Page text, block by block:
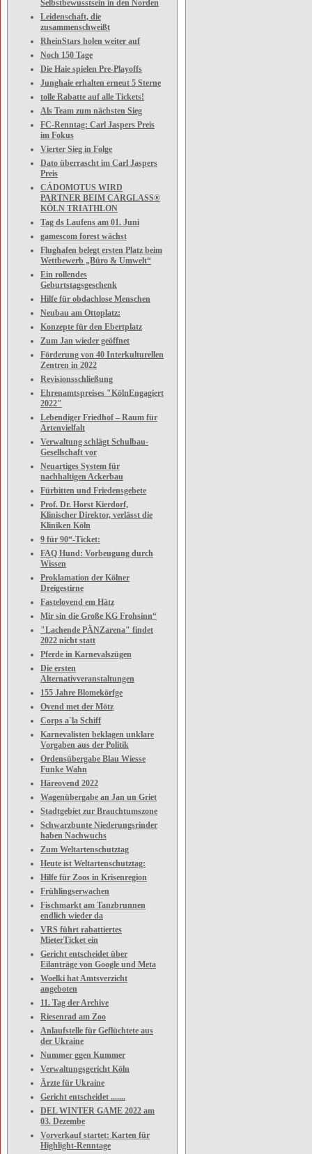
Selbstbewusstsein in den Norden
Leidenschaft, die
zusammenschweißt
RheinStars holen weiter auf
Noch 150 Tage
Die Haie spielen Pre-Playoffs
Junghaie erhalten erneut 5 Sterne
tolle Rabatte auf alle Tickets!
Als Team zum nächsten Sieg
FC-Renntag: Carl Jaspers Preis
im Fokus
Vierter Sieg in Folge
Dato überrascht im Carl Jaspers
Preis
CÁDOMOTUS WIRD
PARTNER BEIM CARGLASS®
KÖLN TRIATHLON
Tag ds Laufens am 01. Juni
gamescom forest wächst
Flughafen belegt ersten Platz beim
Wettbewerb „Büro & Umwelt“
Ein rollendes
Geburtstagsgeschenk
Hilfe für obdachlose Menschen
Neubau am Ottoplatz:
Konzepte für den Ebertplatz
Zum Jan wieder geöffnet
Förderung von 40 Interkulturellen
Zentren in 2022
Revisionsschließung
Ehrenamtspreises "KölnEngagiert
2022"
Lebendiger Friedhof – Raum für
Artenvielfalt
Verwaltung schlägt Schulbau-
Gesellschaft vor
Neuartiges System für
nachhaltigen Ackerbau
Fürbitten und Friedensgebete
Prof. Dr. Horst Kierdorf,
Klinischer Direktor, verlässt die
Kliniken Köln
9 für 90“-Ticket:
FAQ Hund: Vorbeugung durch
Wissen
Proklamation der Kölner
Dreigestirne
Fastelovend em Hätz
Mir sin die Große KG Frohsinn“
"Lachende PÄNZarena" findet
2022 nicht statt
Pferde in Karnevalszügen
Die ersten
Alternativveranstaltungen
155 Jahre Blomekörfge
Ovend met der Mötz
Corps a`la Schiff
Karnevalisten beklagen unklare
Vorgaben aus der Politik
Ordensübergabe Blau Wiesse
Funke Wahn
Häreovend 2022
Wagenübergabe an Jan un Griet
Stadtgebiet zur Brauchtumszone
Schwarzbunte Niederungsrinder
haben Nachwuchs
Zum Weltartenschutztag
Heute ist Weltartenschutztag:
Hilfe für Zoos in Krisenregion
Frühlingserwachen
Fischmarkt am Tanzbrunnen
endlich wieder da
VRS führt rabattiertes
MieterTicket ein
Gericht entscheidet über
Eilanträge von Google und Meta
Woelki hat Amtsverzicht
angeboten
11. Tag der Archive
Riesenrad am Zoo
Anlaufstelle für Geflüchtete aus
der Ukraine
Nummer ggen Kummer
Verwaltungsgericht Köln
Ärzte für Ukraine
Gericht entscheidet .......
DEL WINTER GAME 2022 am
03. Dezembe
Vorverkauf startet: Karten für
Highlight-Renntage